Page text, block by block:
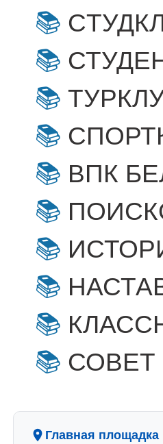
ВПК
СОВЕТ
Главная площадка